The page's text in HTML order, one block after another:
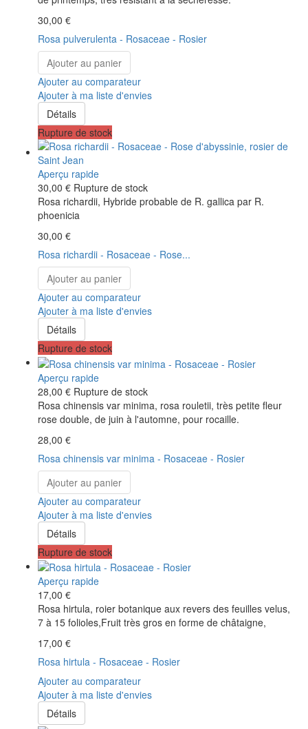
30,00 €
Rosa pulverulenta - Rosaceae - Rosier
Ajouter au panier
Ajouter au comparateur
Ajouter à ma liste d'envies
Détails
Rupture de stock
Aperçu rapide
30,00 € Rupture de stock
Rosa richardii, Hybride probable de R. gallica par R.
phoenicia
30,00 €
Rosa richardii - Rosaceae - Rose...
Ajouter au panier
Ajouter au comparateur
Ajouter à ma liste d'envies
Détails
Rupture de stock
Aperçu rapide
28,00 € Rupture de stock
Rosa chinensis var minima, rosa rouletii, très petite fleur
rose double, de juin à l'automne, pour rocaille.
28,00 €
Rosa chinensis var minima - Rosaceae - Rosier
Ajouter au panier
Ajouter au comparateur
Ajouter à ma liste d'envies
Détails
Rupture de stock
Aperçu rapide
17,00 €
Rosa hirtula, roier botanique aux revers des feuilles velus,
7 à 15 folioles,Fruit très gros en forme de châtaigne,
17,00 €
Rosa hirtula - Rosaceae - Rosier
Ajouter au comparateur
Ajouter à ma liste d'envies
Détails